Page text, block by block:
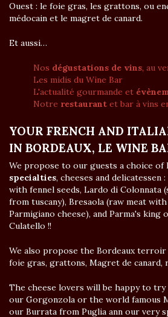
Ouest : le foie gras, les grattons, ou
médocain et le magret de canard.
Et aussi…
Nos dégustations de vins, au
Les midis du Wine Bar
L'actualité gourmande et
Notre restaurant et bar à vins
YOUR FRENCH AND
IN BORDEAUX, LE WINE
We propose to our guests a choice of
specialties, cheeses and delicatessen
with fennel seeds, Lardo di Colonnata
from tuscany), Bresaola (raw meat
Parmigiano cheese), and Parma's king
Culatello !!
We also propose the Bordeaux terroir
foie gras, grattons, Magret de canard,
The cheese lovers will be happy to
our Gorgonzola or the world famous
our Burrata from Puglia ann our very